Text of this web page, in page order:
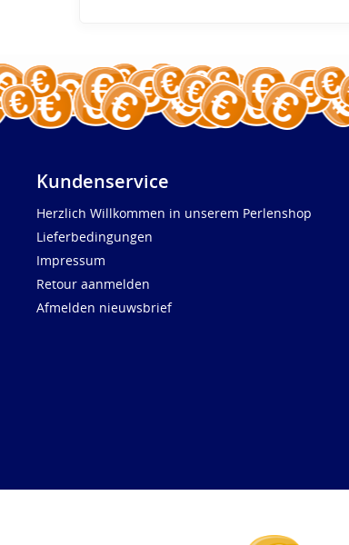
Kundenservice
Herzlich Willkommen in unserem Perlenshop
Lieferbedingungen
Impressum
Retour aanmelden
Afmelden nieuwsbrief